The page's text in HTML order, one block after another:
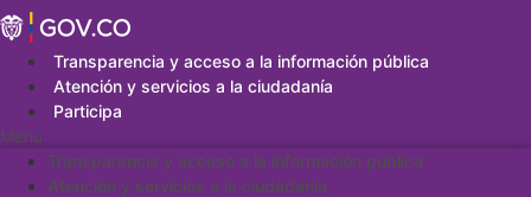
Saltar
al
contenidoTransparencia y acceso a la información pública
Atención y servicios a la ciudadanía
Participa
Menu
Transparencia y acceso a la información pública
Atención y servicios a la ciudadanía